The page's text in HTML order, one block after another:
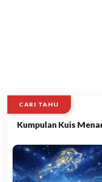
CARI TAHU
Kumpulan Kuis